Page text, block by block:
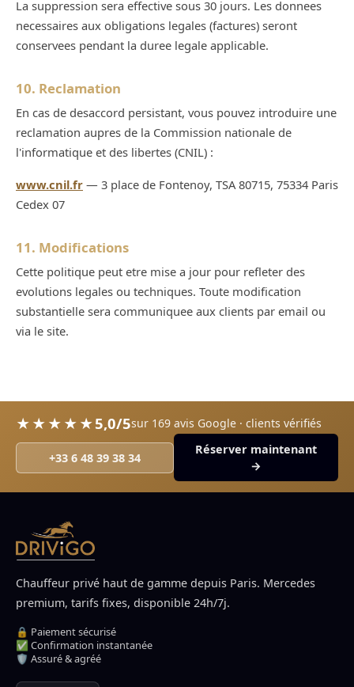
La suppression sera effective sous 30 jours. Les donnees
necessaires aux obligations legales (factures) seront
conservees pendant la duree legale applicable.
10. Reclamation
En cas de desaccord persistant, vous pouvez introduire une
reclamation aupres de la Commission nationale de
l'informatique et des libertes (CNIL) :
www.cnil.fr — 3 place de Fontenoy, TSA 80715, 75334 Paris
Cedex 07
11. Modifications
Cette politique peut etre mise a jour pour refleter des
evolutions legales ou techniques. Toute modification
substantielle sera communiquee aux clients par email ou
via le site.
★★★★★5,0/5sur 169 avis Google · clients vérifiés
+33 6 48 39 38 34
Réserver maintenant
→
Chauffeur privé haut de gamme depuis Paris. Mercedes
premium, tarifs fixes, disponible 24h/7j.
🔒 Paiement sécurisé
✅ Confirmation instantanée
🛡️ Assuré & agréé